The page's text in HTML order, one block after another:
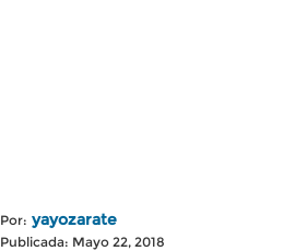
Por: yayozarate
Publicada: Mayo 22, 2018